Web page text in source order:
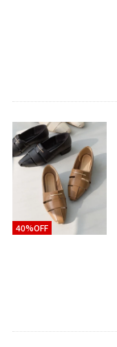
40%OFF